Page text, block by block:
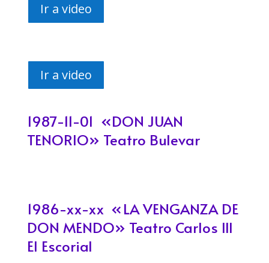
Ir a video
Ir a video
1987-11-01 «DON JUAN
TENORIO​» Teatro Bulevar
1986-xx-xx «LA VENGANZA DE
DON MENDO» Teatro Carlos III
El Escorial